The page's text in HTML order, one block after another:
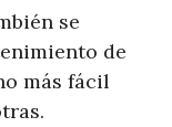
se
de
más fácil